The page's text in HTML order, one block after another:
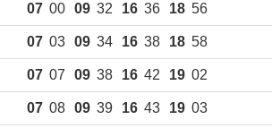
07 00 09 32 16 36 18 56
07 03 09 34 16 38 18 58
07 07 09 38 16 42 19 02
07 08 09 39 16 43 19 03